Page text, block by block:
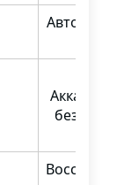
Аккаунт